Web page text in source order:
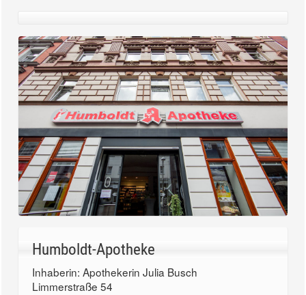
Humboldt-Apotheke
Inhaberin: Apothekerin Julia Busch
Limmerstraße 54